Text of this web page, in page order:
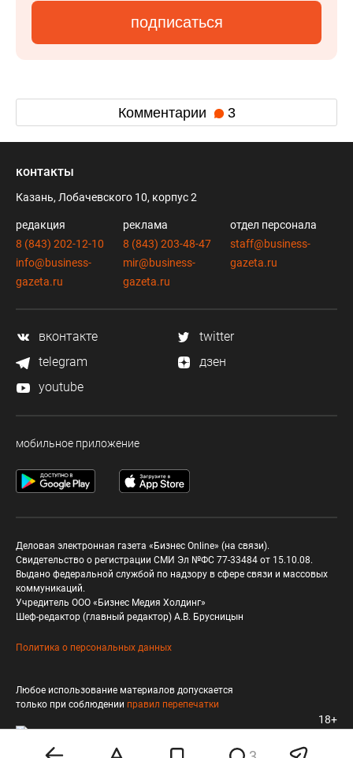
подписаться
Комментарии 3
контакты
Казань, Лобачевского 10, корпус 2
редакция
8 (843) 202-12-10
info@business-
gazeta.ru
реклама
8 (843) 203-48-47
mir@business-
gazeta.ru
отдел персонала
staff@business-
gazeta.ru
вконтакте
twitter
telegram
дзен
youtube
мобильное приложение
Деловая электронная газета «Бизнес Online» (на связи).
Свидетельство о регистрации СМИ Эл №ФС 77-33484 от 15.10.08.
Выдано федеральной службой по надзору в сфере связи и массовых
коммуникаций.
Учредитель ООО «Бизнес Медия Холдинг»
Шеф-редактор (главный редактор) А.В. Брусницын
Политика о персональных данных
Любое использование материалов допускается
только при соблюдении правил перепечатки
18+